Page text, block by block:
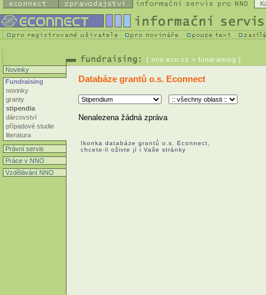
[ nno.ecn.cz > fundraising ]
Novinky
Fundraising
novinky
granty
stipendia
dárcovství
případové studie
literatura
Právní servis
Práce v NNO
Vzdělávání NNO
Databáze grantů o.s. Econnect
Nenalezena žádná zpráva
Ikonka databáze grantů o.s. Econnect,
chcete-li oživte jí i Vaše stránky